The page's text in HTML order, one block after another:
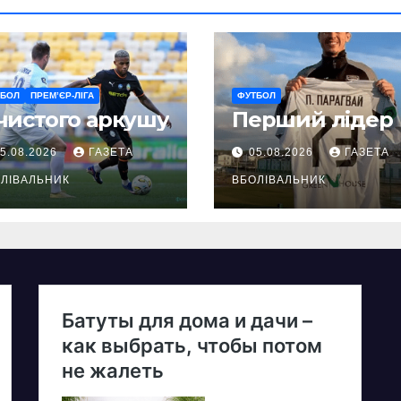
ПРЕМ’ЄР-ЛІГА
аркушу
ГАЗЕТА
ФУТБОЛ
Перший лідер
05.08.2026 ГАЗЕТА
ВБОЛІВАЛЬНИК